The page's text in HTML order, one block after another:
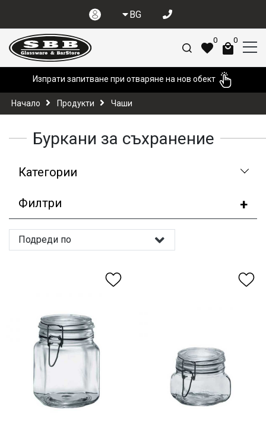
BG
0 0
Изпрати запитване при отваряне на нов обект
Начало Продукти Чаши
Буркани за съхранение
Категории
Филтри
Подреди по